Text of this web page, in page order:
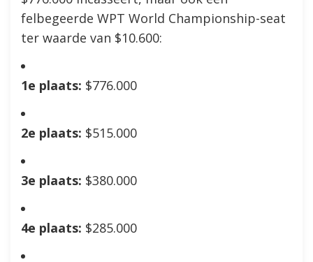
felbegeerde WPT World Championship-seat
ter waarde van $10.600:
1e plaats: $776.000
2e plaats: $515.000
3e plaats: $380.000
4e plaats: $285.000